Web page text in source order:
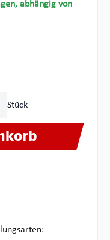
abhängig von
Stück